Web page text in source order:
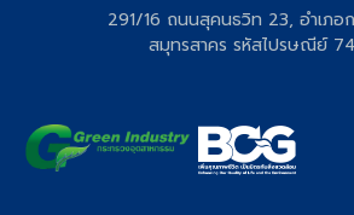
291/16 ถนนสุคนธวิท 23, อำเภอ
สมุทรสาคร รหัสไปรษณีย์